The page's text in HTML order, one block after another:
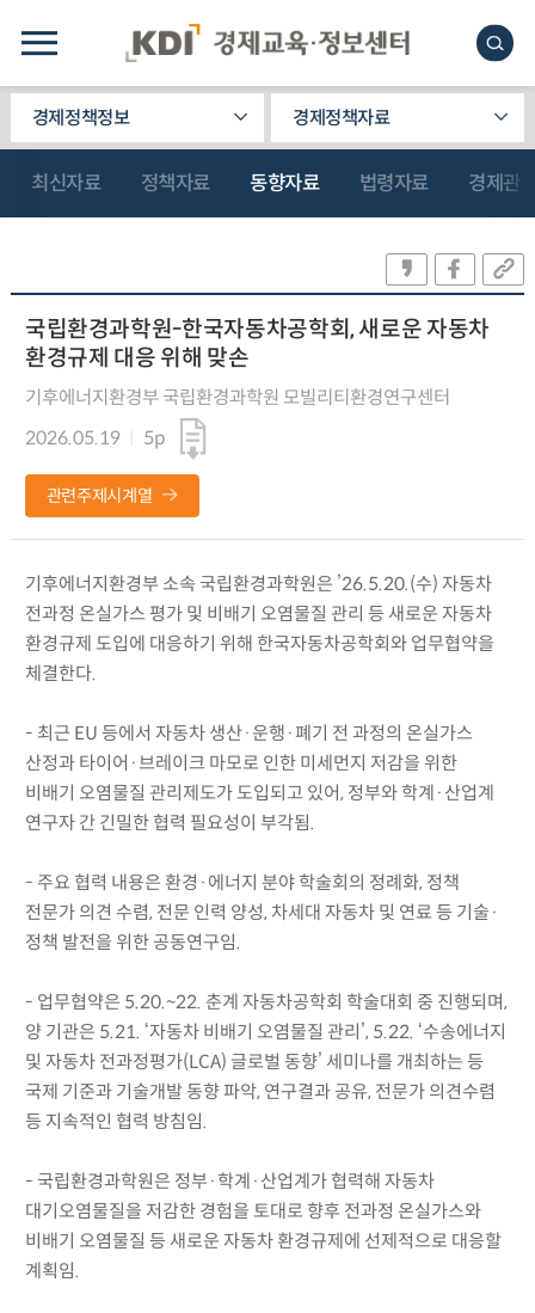
경제정책정보 경제정책자료
최신자료 정책자료 동향자료 법령자료 경제관
국립환경과학원-한국자동차공학회, 새로운 자동차
환경규제 대응 위해 맞손
기후에너지환경부 국립환경과학원 모빌리티환경연구센터
2026.05.19
5p
관련주제시계열
기후에너지환경부 소속 국립환경과학원은 ’26.5.20.(수) 자동차
전과정 온실가스 평가 및 비배기 오염물질 관리 등 새로운 자동차
환경규제 도입에 대응하기 위해 한국자동차공학회와 업무협약을
체결한다.
- 최근 EU 등에서 자동차 생산·운행·폐기 전 과정의 온실가스
산정과 타이어·브레이크 마모로 인한 미세먼지 저감을 위한
비배기 오염물질 관리제도가 도입되고 있어, 정부와 학계·산업계
연구자 간 긴밀한 협력 필요성이 부각됨.
- 주요 협력 내용은 환경·에너지 분야 학술회의 정례화, 정책
전문가 의견 수렴, 전문 인력 양성, 차세대 자동차 및 연료 등 기술·
정책 발전을 위한 공동연구임.
- 업무협약은 5.20.~22. 춘계 자동차공학회 학술대회 중 진행되며,
양 기관은 5.21. ‘자동차 비배기 오염물질 관리’, 5.22. ‘수송에너지
및 자동차 전과정평가(LCA) 글로벌 동향’ 세미나를 개최하는 등
국제 기준과 기술개발 동향 파악, 연구결과 공유, 전문가 의견수렴
등 지속적인 협력 방침임.
- 국립환경과학원은 정부·학계·산업계가 협력해 자동차
대기오염물질을 저감한 경험을 토대로 향후 전과정 온실가스와
비배기 오염물질 등 새로운 자동차 환경규제에 선제적으로 대응할
계획임.